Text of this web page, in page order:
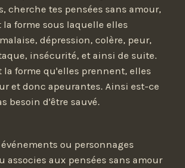
cherche tes pensées sans amour,
forme sous laquelle elles
dépression, colère, peur,
insécurité, et ainsi de suite.
la forme qu'elles prennent, elles
et donc apeurantes. Ainsi est-ce
besoin d'être sauvé.
ou personnages
associes aux pensées sans amour